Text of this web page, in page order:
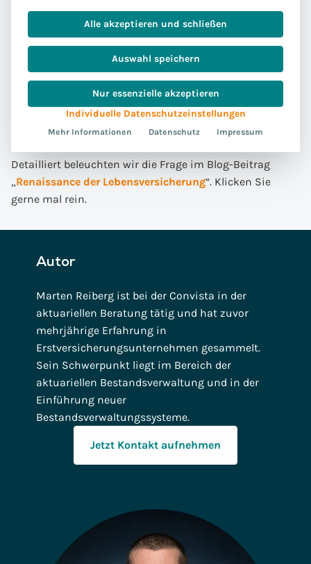
Höchstrechnungszins von 1 % zu einer Renaissance der
klassischen Lebensversicherung führt. Es liegt die
Vermutung nahe, dass Versicherungsnehmer in dieser
schnelllebigen Zeit vorsichtig agieren und angesichts
deutlich höherer Zinsen am Kapitalmarkt weiterhin von
klassischen Lebensversicherungen als Kapitalanlage
Detailliert beleuchten wir die Frage im Blog-Beitrag
„Renaissance der Lebensversicherung“. Klicken Sie
gerne mal rein.
Autor
Marten Reiberg ist bei der Convista in der
aktuariellen Beratung tätig und hat zuvor
mehrjährige Erfahrung in
Erstversicherungsunternehmen gesammelt.
Sein Schwerpunkt liegt im Bereich der
aktuariellen Bestandsverwaltung und in der
Einführung neuer
Bestandsverwaltungssysteme.
Jetzt Kontakt aufnehmen
Alle akzeptieren und schließen
Auswahl speichern
Nur essenzielle akzeptieren
Individuelle Datenschutzeinstellungen
Mehr Informationen Datenschutz Impressum